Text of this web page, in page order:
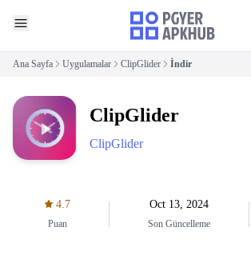
Ana Sayfa Uygulamalar ClipGlider İndir
ClipGlider
ClipGlider
4.7
Puan
Oct 13, 2024
Son Güncelleme